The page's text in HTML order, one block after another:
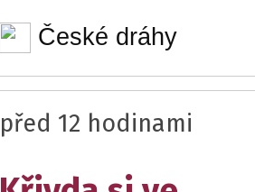
České dráhy
před 12 hodinami